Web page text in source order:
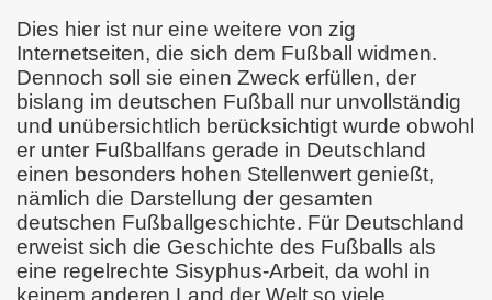
Dies hier ist nur eine weitere von zig
Internetseiten, die sich dem Fußball widmen.
Dennoch soll sie einen Zweck erfüllen, der
bislang im deutschen Fußball nur unvollständig
und unübersichtlich berücksichtigt wurde obwohl
er unter Fußballfans gerade in Deutschland
einen besonders hohen Stellenwert genießt,
nämlich die Darstellung der gesamten
deutschen Fußballgeschichte. Für Deutschland
erweist sich die Geschichte des Fußballs als
eine regelrechte Sisyphus-Arbeit, da wohl in
keinem anderen Land der Welt so viele